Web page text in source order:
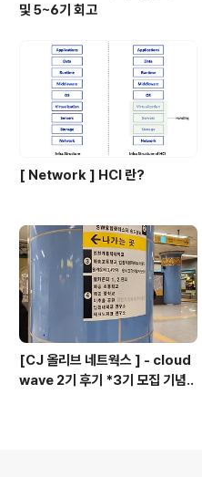
및 5~6기 회고
[ Network ] HCI 란?
[CJ 올리브 네트웍스 ] - cloud
wave 2기 후기 *3기 모집 기념..